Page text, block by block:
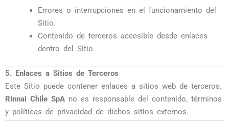
Errores o interrupciones en el funcionamiento del
Sitio.
Contenido de terceros accesible desde enlaces
dentro del Sitio.
5. Enlaces a Sitios de Terceros
Este Sitio puede contener enlaces a sitios web de terceros.
Rinnai Chile SpA no es responsable del contenido, términos
y políticas de privacidad de dichos sitios externos.